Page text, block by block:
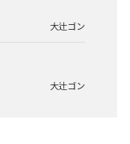
大辻ゴン
大辻ゴン